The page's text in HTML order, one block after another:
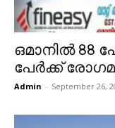
ഒമാനിൽ 88
പേർക്ക്
Admin - September 26,